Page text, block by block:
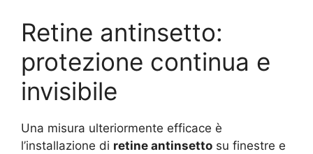
Retine antinsetto:
protezione continua e
invisibile
Una misura ulteriormente efficace è
l’installazione di retine antinsetto su finestre e